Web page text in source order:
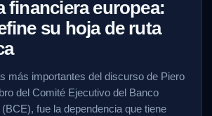
financiera europea:
su hoja de ruta
más importantes del discurso de Piero
del Comité Ejecutivo del Banco
fue la dependencia que tiene